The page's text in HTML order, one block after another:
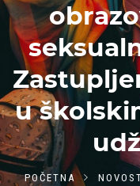
u
POČETNA